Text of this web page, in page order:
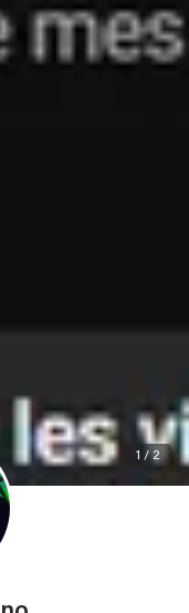
1 / 2